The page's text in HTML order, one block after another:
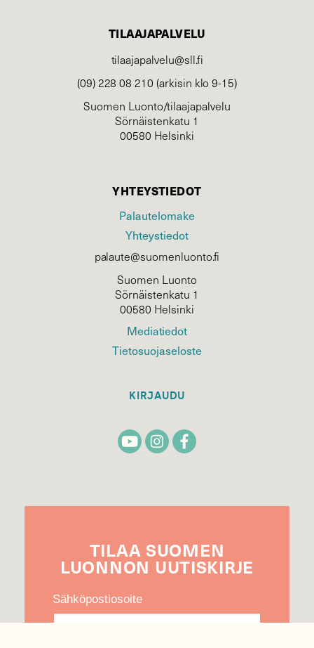
TILAAJAPALVELU
tilaajapalvelu@sll.fi
(09) 228 08 210 (arkisin klo 9-15)
Suomen Luonto/tilaajapalvelu
Sörnäistenkatu 1
00580 Helsinki
YHTEYSTIEDOT
Palautelomake
Yhteystiedot
palaute@suomenluonto.fi
Suomen Luonto
Sörnäistenkatu 1
00580 Helsinki
Mediatiedot
Tietosuojaseloste
KIRJAUDU
TILAA SUOMEN
LUONNON UUTIS­KIRJE
Sähköpostiosoite